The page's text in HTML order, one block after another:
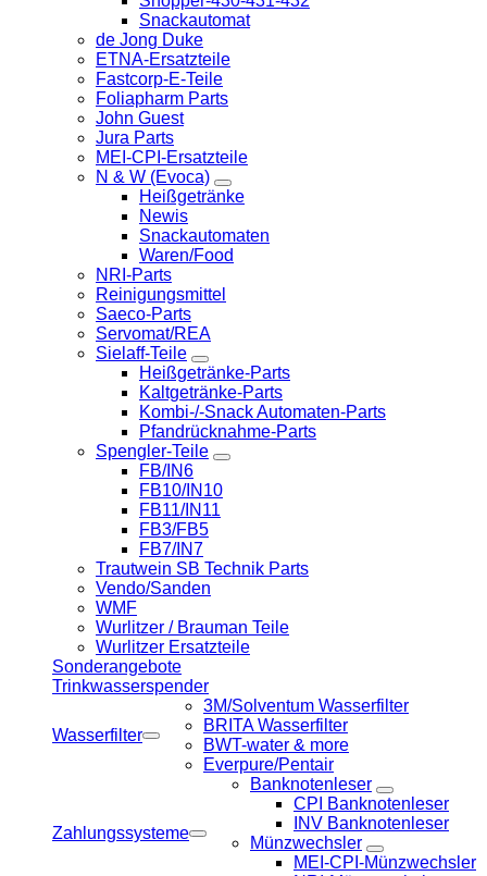
Snackautomat
de Jong Duke
ETNA-Ersatzteile
Fastcorp-E-Teile
Foliapharm Parts
John Guest
Jura Parts
MEI-CPI-Ersatzteile
N & W (Evoca)
Heißgetränke
Newis
Snackautomaten
Waren/Food
NRI-Parts
Reinigungsmittel
Saeco-Parts
Servomat/REA
Sielaff-Teile
Heißgetränke-Parts
Kaltgetränke-Parts
Kombi-/-Snack Automaten-Parts
Pfandrücknahme-Parts
Spengler-Teile
FB/IN6
FB10/IN10
FB11/IN11
FB3/FB5
FB7/IN7
Trautwein SB Technik Parts
Vendo/Sanden
WMF
Wurlitzer / Brauman Teile
Wurlitzer Ersatzteile
Sonderangebote
Trinkwasserspender
Wasserfilter
3M/Solventum Wasserfilter
BRITA Wasserfilter
BWT-water & more
Everpure/Pentair
Zahlungssysteme
Banknotenleser
CPI Banknotenleser
INV Banknotenleser
Münzwechsler
MEI-CPI-Münzwechsler